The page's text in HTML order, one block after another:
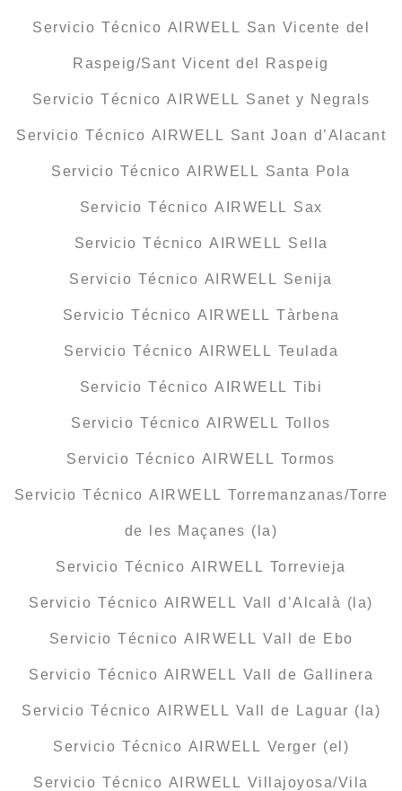
Servicio Técnico AIRWELL San Vicente del
Raspeig/Sant Vicent del Raspeig
Servicio Técnico AIRWELL Sanet y Negrals
Servicio Técnico AIRWELL Sant Joan d’Alacant
Servicio Técnico AIRWELL Santa Pola
Servicio Técnico AIRWELL Sax
Servicio Técnico AIRWELL Sella
Servicio Técnico AIRWELL Senija
Servicio Técnico AIRWELL Tàrbena
Servicio Técnico AIRWELL Teulada
Servicio Técnico AIRWELL Tibi
Servicio Técnico AIRWELL Tollos
Servicio Técnico AIRWELL Tormos
Servicio Técnico AIRWELL Torremanzanas/Torre
de les Maçanes (la)
Servicio Técnico AIRWELL Torrevieja
Servicio Técnico AIRWELL Vall d’Alcalà (la)
Servicio Técnico AIRWELL Vall de Ebo
Servicio Técnico AIRWELL Vall de Gallinera
Servicio Técnico AIRWELL Vall de Laguar (la)
Servicio Técnico AIRWELL Verger (el)
Servicio Técnico AIRWELL Villajoyosa/Vila